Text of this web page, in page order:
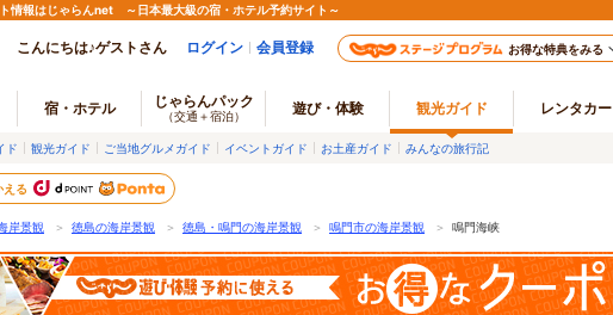
情報はじゃらんnet ～日本最大級の宿・ホテル予約サイト～
こんにちは♪ゲストさん ログイン 会員登録 お得な特典をみる
宿・ホテル じゃらんパック
（交通＋宿泊） 遊び・体験 観光ガイド レンタカー
ド 観光ガイド ご当地グルメガイド イベントガイド お土産ガイド みんなの旅行記
える
岸景観 ＞ 徳島の海岸景観 ＞ 徳島・鳴門の海岸景観 ＞ 鳴門市の海岸景観 ＞ 鳴門海峡